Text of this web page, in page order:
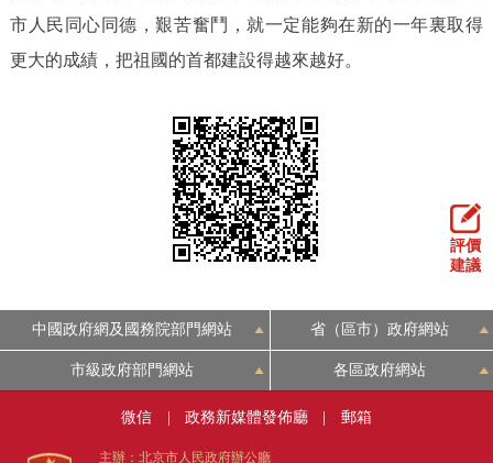
市人民同心同德，艱苦奮鬥，就一定能夠在新的一年裏取得
更大的成績，把祖國的首都建設得越來越好。
評價
建議
中國政府網及國務院部門網站 省（區市）政府網站
市級政府部門網站 各區政府網站
微信 政務新媒體發佈廳 郵箱
主辦：北京市人民政府辦公廳